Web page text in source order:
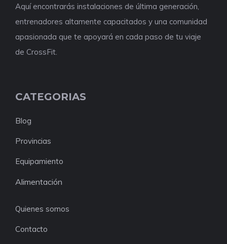
Aquí encontrarás instalaciones de última generación,
entrenadores altamente capacitados y una comunidad
apasionada que te apoyará en cada paso de tu viaje
de CrossFit.
CATEGORIAS
Blog
Provincias
Equipamiento
Alimentación
Quienes somos
Contacto